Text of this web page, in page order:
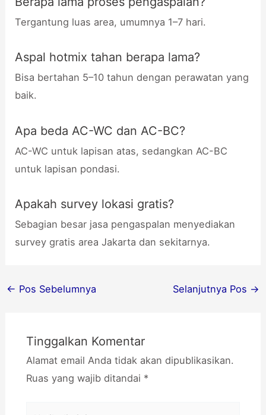
Tergantung luas area, umumnya 1–7 hari.
Aspal hotmix tahan berapa lama?
Bisa bertahan 5–10 tahun dengan perawatan yang
baik.
Apa beda AC-WC dan AC-BC?
AC-WC untuk lapisan atas, sedangkan AC-BC
untuk lapisan pondasi.
Apakah survey lokasi gratis?
Sebagian besar jasa pengaspalan menyediakan
survey gratis area Jakarta dan sekitarnya.
← Pos Sebelumnya Selanjutnya Pos →
Tinggalkan Komentar
Alamat email Anda tidak akan dipublikasikan.
Ruas yang wajib ditandai *